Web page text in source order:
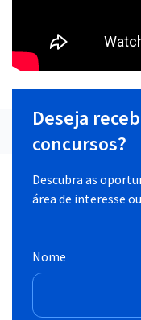
Deseja
concursos?
Descubra as
área de interesse
Nome